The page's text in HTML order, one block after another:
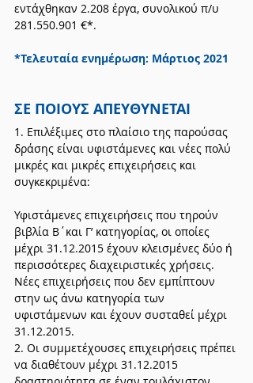
εντάχθηκαν 2.208 έργα, συνολικού π/υ
281.550.901 €*.
*Τελευταία ενημέρωση: Μάρτιος 2021
ΣΕ ΠΟΙΟΥΣ ΑΠΕΥΘΥΝΕΤΑΙ
1. Επιλέξιμες στο πλαίσιο της παρούσας
δράσης είναι υφιστάμενες και νέες πολύ
μικρές και μικρές επιχειρήσεις και
συγκεκριμένα:
Υφιστάμενες επιχειρήσεις που τηρούν
βιβλία Β΄και Γ’ κατηγορίας, οι οποίες
μέχρι 31.12.2015 έχουν κλεισμένες δύο ή
περισσότερες διαχειριστικές χρήσεις.
Νέες επιχειρήσεις που δεν εμπίπτουν
στην ως άνω κατηγορία των
υφιστάμενων και έχουν συσταθεί μέχρι
31.12.2015.
2. Οι συμμετέχουσες επιχειρήσεις πρέπει
να διαθέτουν μέχρι 31.12.2015